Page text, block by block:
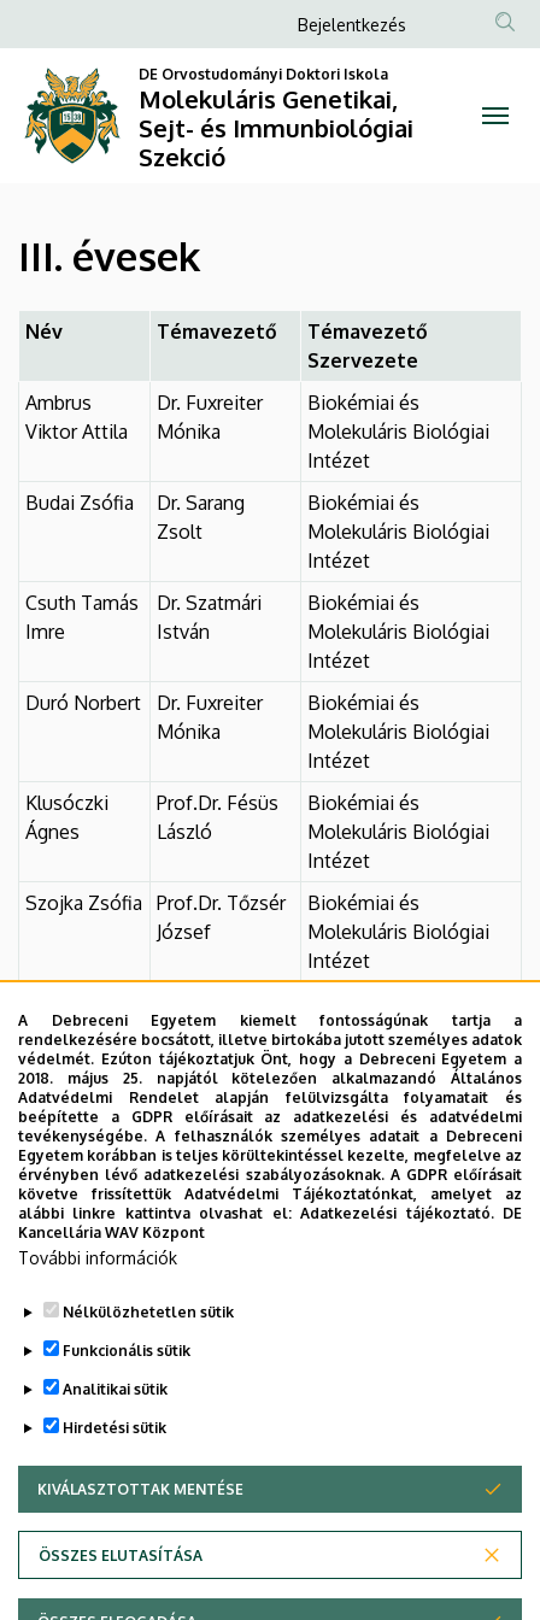
évesek
Molekuláris
Sejt-
és
Immunbiológiai
Szekció
a
tartalomra
Anonim
fiók
menüje
Bejelentkezés
DE Orvostudományi Doktori Iskola
Molekuláris Genetikai,
Sejt- és Immunbiológiai
Szekció
III. évesek
Név Témavezető
Témavezető
Szervezete
Ambrus
Viktor Attila
Dr. Fuxreiter
Mónika
Biokémiai és
Molekuláris Biológiai
Intézet
Budai Zsófia
Dr. Sarang
Zsolt
Biokémiai és
Molekuláris Biológiai
Intézet
Csuth Tamás
Imre
Dr. Szatmári
István
Biokémiai és
Molekuláris Biológiai
Intézet
Duró Norbert
Dr. Fuxreiter
Mónika
Biokémiai és
Molekuláris Biológiai
Intézet
Klusóczki
Ágnes
Prof.Dr. Fésüs
László
Biokémiai és
Molekuláris Biológiai
Intézet
Szojka Zsófia
Prof.Dr. Tőzsér
József
Biokémiai és
Molekuláris Biológiai
Intézet
István
Bankó Csaba Dr. Bacsó Zsolt
Biofizikai és
Sejtbiológiai Intézet
Erfaneh
Firouzi-Niaki
Prof.Dr. Szabó
Gábor
Biofizikai és
Sejtbiológiai Intézet
Ujházi
Boglárka
Prof. Dr.
Korponay
Gyermekgyógyászati
Legutóbbi frissítés: 2023. 03. 27. 14:46
Adatvédelem
A Debreceni Egyetem kiemelt fontosságúnak tartja a
rendelkezésére bocsátott, illetve birtokába jutott személyes adatok
védelmét. Ezúton tájékoztatjuk Önt, hogy a Debreceni Egyetem a
2018. május 25. napjától kötelezően alkalmazandó Általános
Adatvédelmi Rendelet alapján felülvizsgálta folyamatait és
beépítette a GDPR előírásait az adatkezelési és adatvédelmi
tevékenységébe. A felhasználók személyes adatait a Debreceni
Egyetem korábban is teljes körültekintéssel kezelte, megfelelve az
érvényben lévő adatkezelési szabályozásoknak. A GDPR előírásait
követve frissítettük Adatvédelmi Tájékoztatónkat, amelyet az
alábbi linkre kattintva olvashat el:Adatkezelési tájékoztató. DE
Kancellária WAV Központ
További információk
Nélkülözhetetlen sütik
Funkcionális sütik
Analitikai sütik
Hirdetési sütik
KIVÁLASZTOTTAK MENTÉSE
ÖSSZES ELUTASÍTÁSA
WITHDRAW CONSENT